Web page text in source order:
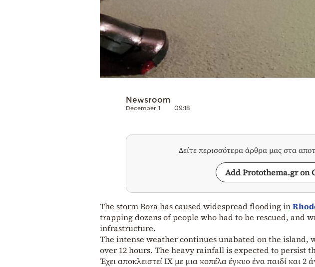
Newsroom
December 1 09:18
Δείτε περισσότερα άρθρα μας στα
Add Protothema.gr on
The storm Bora has caused widespread flooding in
trapping dozens of people who had to be rescued, and
infrastructure.
The intense weather continues unabated on the island,
over 12 hours. The heavy rainfall is expected to persist
Έχει αποκλειστεί ΙΧ με μια κοπέλα έγκυο ένα παιδί και 2